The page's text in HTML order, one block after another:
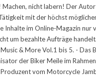
nicht labern! Der
mit der höchst
Inhalte im Online-Magazin nur
um bezahlte Aufträge
& More Vol.1 bis 5. - Das
der Biker Meile im
vom Motorcycle